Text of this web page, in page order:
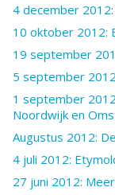
4 december
10 oktober 2012:
19 september
5 september
1 september
Noordwijk en
Augustus 2012:
4 juli 2012:
27 juni 2012: